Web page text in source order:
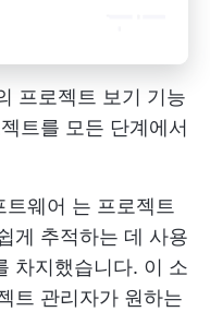
프로젝트 보기 기능
트를 모든 단계에서
트웨어 는 프로젝트
게 추적하는 데 사용
차지했습니다. 이 소
트 관리자가 원하는